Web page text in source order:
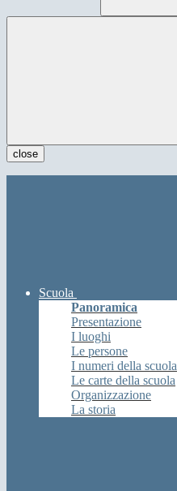
close
Scuola
Panoramica
Presentazione
I luoghi
Le persone
I numeri della scuola
Le carte della scuola
Organizzazione
La storia